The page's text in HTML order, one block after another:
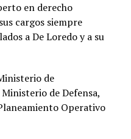
en derecho
cargos siempre
a De Loredo y a su
de
de Defensa,
Operativo